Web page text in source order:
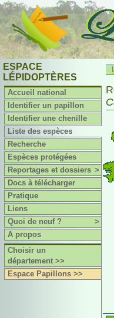
ESPACE
LÉPIDOPTÈRES
Accueil national
Identifier un papillon
Identifier une chenille
Liste des espèces
Recherche
Espèces protégées
Reportages et dossiers >
Docs à télécharger
Pratique
Liens
Quoi de neuf ?
>
A propos
Choisir un
département >>
Espace Papillons >>